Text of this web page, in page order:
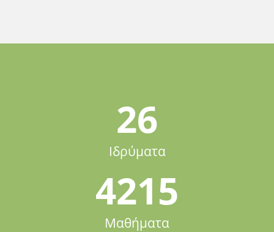
26
Ιδρύματα
4215
Μαθήματα